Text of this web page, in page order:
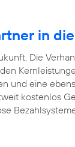
in
Die
und eine
kostenlos